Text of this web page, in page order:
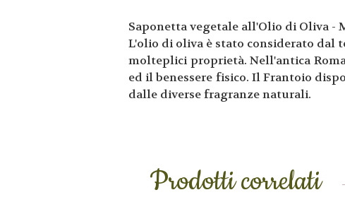
Saponetta vegetale all'Olio di Oliva -
L'olio di oliva è stato considerato dal
molteplici proprietà. Nell'antica
ed il benessere fisico. Il Frantoio
dalle diverse fragranze naturali.
Prodotti correlati